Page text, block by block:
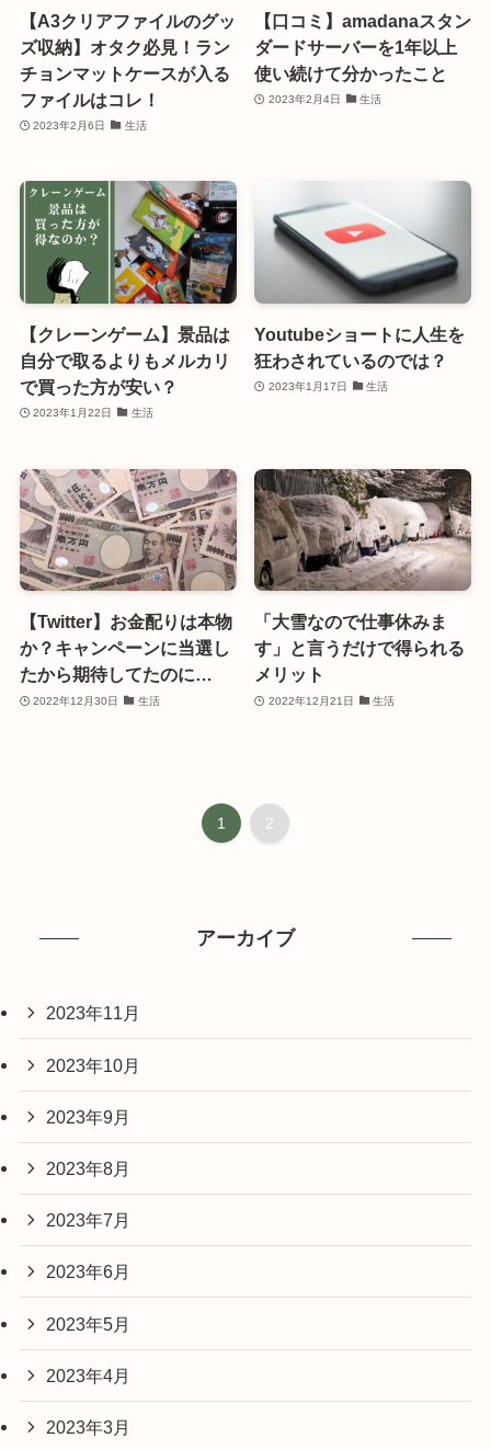
【A3クリアファイルのグッ
ズ収納】オタク必見！ラン
チョンマットケースが入る
ファイルはコレ！
2023年2月6日 生活
【口コミ】amadanaスタン
ダードサーバーを1年以上
使い続けて分かったこと
2023年2月4日 生活
【クレーンゲーム】景品は
自分で取るよりもメルカリ
で買った方が安い？
2023年1月22日 生活
Youtubeショートに人生を
狂わされているのでは？
2023年1月17日 生活
【Twitter】お金配りは本物
か？キャンペーンに当選し
たから期待してたのに…
2022年12月30日 生活
「大雪なので仕事休みま
す」と言うだけで得られる
メリット
2022年12月21日 生活
1 2
アーカイブ
2023年11月
2023年10月
2023年9月
2023年8月
2023年7月
2023年6月
2023年5月
2023年4月
2023年3月